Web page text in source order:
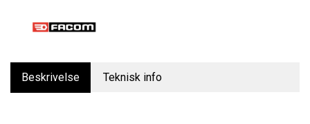
Beskrivelse Teknisk info